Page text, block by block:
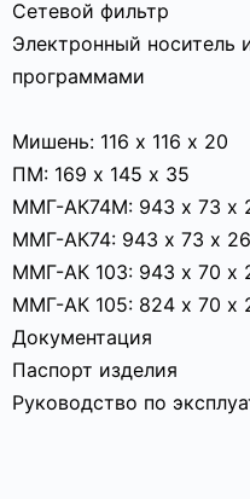
Сетевой фильтр
Электронный
программами
Мишень: 116 х 116 х 20
ПМ: 169 х 145 х 35
ММГ-АК74М: 943 х 73 х
ММГ-АК74: 943 х 73 х
ММГ-АК 103: 943 х 70 х
ММГ-АК 105: 824 х 70 х
Документация
Паспорт изделия
Руководство по